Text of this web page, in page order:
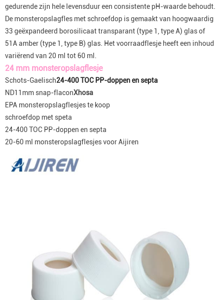
gedurende zijn hele levensduur een consistente pH-waarde behoudt.
De monsteropslagfles met schroefdop is gemaakt van hoogwaardig
33 geëxpandeerd borosilicaat transparant (type 1, type A) glas of
51A amber (type 1, type B) glas. Het voorraadflesje heeft een inhoud
variërend van 20 ml tot 60 ml.
24 mm monsteropslagflesje
Schots-Gaelisch24-400 TOC PP-doppen en septa
ND11mm snap-flaconXhosa
EPA monsteropslagflesjes te koop
schroefdop met speta
24-400 TOC PP-doppen en septa
20-60 ml monsteropslagflesjes voor Aijiren